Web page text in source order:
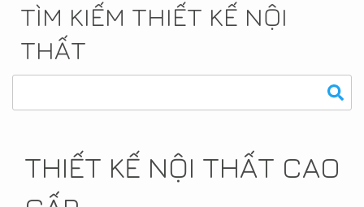
TÌM KIẾM THIẾT KẾ NỘI
THẤT
THIẾT KẾ NỘI THẤT CAO